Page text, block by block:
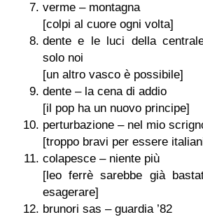
verme – montagna
[colpi al cuore ogni volta]
dente e le luci della
solo noi
[un altro vasco è possibile]
dente – la cena di addio
[il pop ha un nuovo principe]
perturbazione – nel mio
[troppo bravi per essere
colapesce – niente più
[leo ferrè sarebbe già
esagerare]
brunori sas – guardia ’82